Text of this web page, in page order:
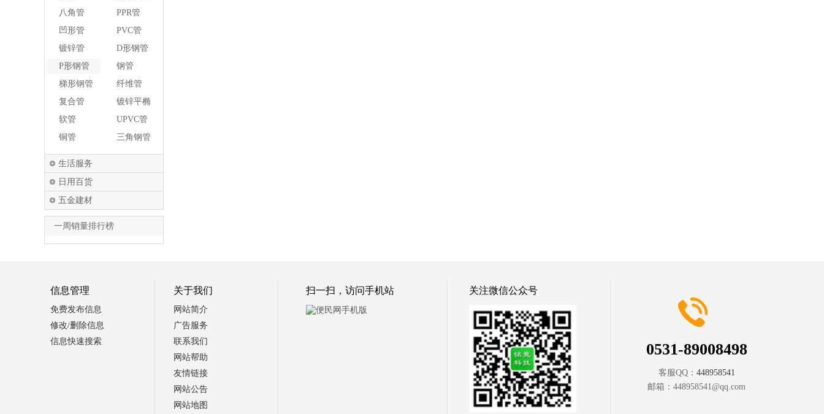
字钢异径
八角管
PPR管
凹形管
PVC管
镀锌管
D形钢管
P形钢管
钢管
梯形钢管
纤维管
复合管
镀锌平椭
圆管
软管
UPVC管
铜管
三角钢管
生活服务
日用百货
五金建材
一周销量排行榜
信息管理
免费发布信息
修改/删除信息
信息快速搜索
关于我们
网站简介
广告服务
联系我们
网站帮助
友情链接
网站公告
网站地图
扫一扫，访问手机站 关注微信公众号
0531-89008498
客服QQ： 448958541
邮箱： 448958541@qq.com